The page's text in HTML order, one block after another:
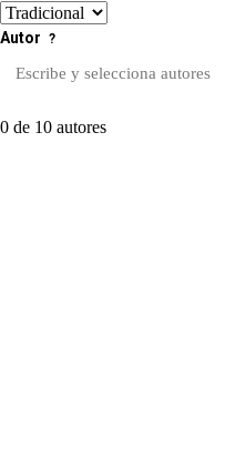
Autor ?
0 de 10 autores